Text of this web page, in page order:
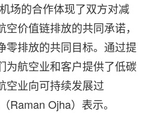
场的合作体现了双方对减
价值链排放的共同承诺，
零排放的共同目标。通过提
为航空业和客户提供了低碳
空业向可持续发展过
Raman Ojha）表示。